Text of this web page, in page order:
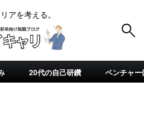
アを考える。
20代の自己研鑽 ベンチャー